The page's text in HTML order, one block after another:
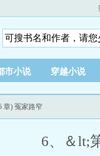
市小说 穿越小说
章) 冤家路窄
6、＆lt;